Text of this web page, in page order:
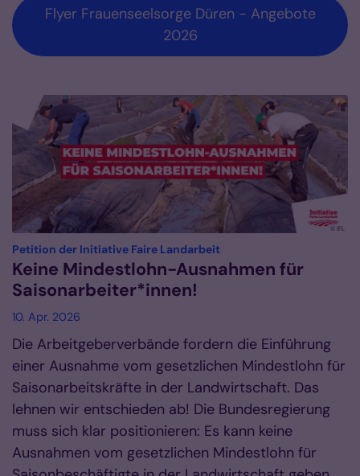
Flyer Frauenseelsorge Düren - Angebote
2026
© IFL
Petition der Initiative Faire Landarbeit:
Keine Mindestlohn-Ausnahmen für
Saisonarbeiter*innen!
10. Apr. 2026
Die Arbeitgeberverbände fordern die Einführung
einer Ausnahme vom gesetzlichen Mindestlohn für
Saisonarbeitskräfte in der Landwirtschaft. Das
lehnen wir entschieden ab! Die Bundesregierung
muss sich klar positionieren: Es kann keine
Ausnahmen vom gesetzlichen Mindestlohn für